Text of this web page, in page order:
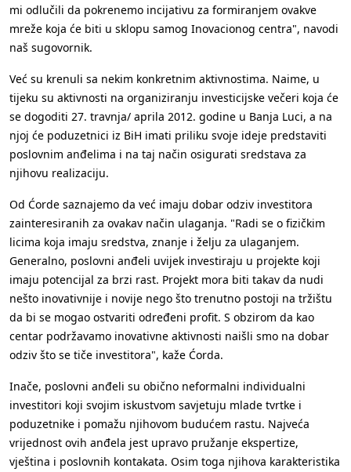
mi odlučili da pokrenemo incijativu za formiranjem ovakve
mreže koja će biti u sklopu samog Inovacionog centra", navodi
naš sugovornik.
Već su krenuli sa nekim konkretnim aktivnostima. Naime, u
tijeku su aktivnosti na organiziranju investicijske večeri koja će
se dogoditi 27. travnja/ aprila 2012. godine u Banja Luci, a na
njoj će poduzetnici iz BiH imati priliku svoje ideje predstaviti
poslovnim anđelima i na taj način osigurati sredstava za
njihovu realizaciju.
Od Ćorde saznajemo da već imaju dobar odziv investitora
zainteresiranih za ovakav način ulaganja. "Radi se o fizičkim
licima koja imaju sredstva, znanje i želju za ulaganjem.
Generalno, poslovni anđeli uvijek investiraju u projekte koji
imaju potencijal za brzi rast. Projekt mora biti takav da nudi
nešto inovativnije i novije nego što trenutno postoji na tržištu
da bi se mogao ostvariti određeni profit. S obzirom da kao
centar podržavamo inovativne aktivnosti naišli smo na dobar
odziv što se tiče investitora", kaže Ćorda.
Inače, poslovni anđeli su obično neformalni individualni
investitori koji svojim iskustvom savjetuju mlade tvrtke i
poduzetnike i pomažu njihovom budućem rastu. Najveća
vrijednost ovih anđela jest upravo pružanje ekspertize,
vještina i poslovnih kontakata. Osim toga njihova karakteristika